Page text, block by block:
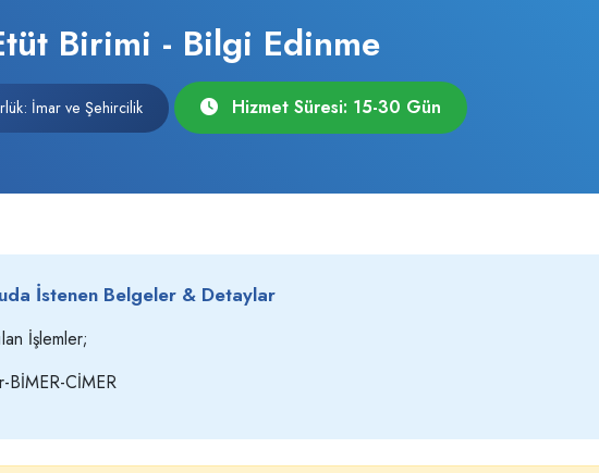
Birimi - Bilgi Edinme
İmar ve Şehircilik Hizmet Süresi: 15-30 Gün
İstenen Belgeler & Detaylar
İşlemler;
BİMER-CİMER